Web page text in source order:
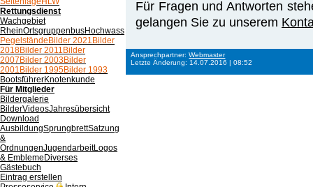
Rettungsdienst
Wachgebiet
RheinOrtsgruppenbusHochwasser
PegelständeBilder 2021Bilder
2018Bilder 2011Bilder
2007Bilder 2003Bilder
2001Bilder 1995Bilder 1993
BootsführerKnotenkunde
Für Mitglieder
Bildergalerie
BilderVideosJahresübersicht
Download
AusbildungSprungbrettSatzung
&
OrdnungenJugendarbeitLogos
& EmblemeDiverses
Gästebuch
Eintrag erstellen
Für Fragen und Antworten
gelangen Sie zu unserem
Ansprechpartner:Webmaster
Letzte Änderung: 14.07.2016 | 08:52